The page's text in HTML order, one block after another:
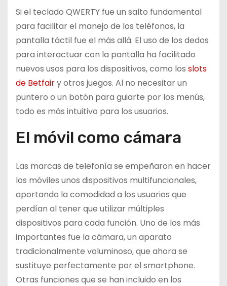
Si el teclado QWERTY fue un salto fundamental
para facilitar el manejo de los teléfonos, la
pantalla táctil fue el más allá. El uso de los dedos
para interactuar con la pantalla ha facilitado
nuevos usos para los dispositivos, como los slots
de Betfairy otros juegos. Al no necesitar un
puntero o un botón para guiarte por los menús,
todo es más intuitivo para los usuarios.
El móvil como cámara
Las marcas de telefonía se empeñaron en hacer
los móviles unos dispositivos multifuncionales,
aportando la comodidad a los usuarios que
perdían al tener que utilizar múltiples
dispositivos para cada función. Uno de los más
importantes fue la cámara, un aparato
tradicionalmente voluminoso, que ahora se
sustituye perfectamente por el smartphone.
Otras funciones que se han incluido en los